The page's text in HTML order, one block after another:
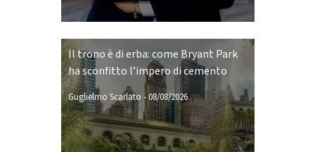
Il trono è di erba: come Bryant Park
ha sconfitto l’impero di cemento
Guglielmo Scarlato -08/08/2026